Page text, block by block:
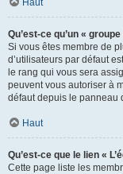
Haut
Qu’est-ce qu’un «
Si vous êtes membre de
d’utilisateurs par défaut
le rang qui vous sera
peuvent vous autoriser à
défaut depuis le panneau
Haut
Qu’est-ce que le lien «
Cette page liste les